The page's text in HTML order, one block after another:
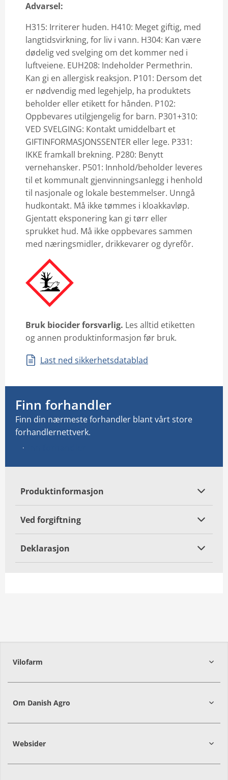
Advarsel:
H315: Irriterer huden. H410: Meget giftig, med
langtidsvirkning, for liv i vann. H304: Kan være
dødelig ved svelging om det kommer ned i
luftveiene. EUH208: Indeholder Permethrin.
Kan gi en allergisk reaksjon. P101: Dersom det
er nødvendig med legehjelp, ha produktets
beholder eller etikett for hånden. P102:
Oppbevares utilgjengelig for barn. P301+310:
VED SVELGING: Kontakt umiddelbart et
GIFTINFORMASJONSSENTER eller lege. P331:
IKKE framkall brekning. P280: Benytt
vernehansker. P501: Innhold/beholder leveres
til et kommunalt gjenvinningsanlegg i henhold
til nasjonale og lokale bestemmelser. Unngå
hudkontakt. Må ikke tømmes i kloakkavløp.
Gjentatt eksponering kan gi tørr eller
sprukket hud. Må ikke oppbevares sammen
med næringsmidler, drikkevarer og dyrefôr.
Bruk biocider forsvarlig. Les alltid etiketten
og annen produktinformasjon før bruk.
Last ned sikkerhetsdatablad
Finn forhandler
Finn din nærmeste forhandler blant vårt store
forhandlernettverk.
Finn forhandler
Produktinformasjon
Ved forgiftning
Deklarasjon
Vilofarm
Om Danish Agro
Websider